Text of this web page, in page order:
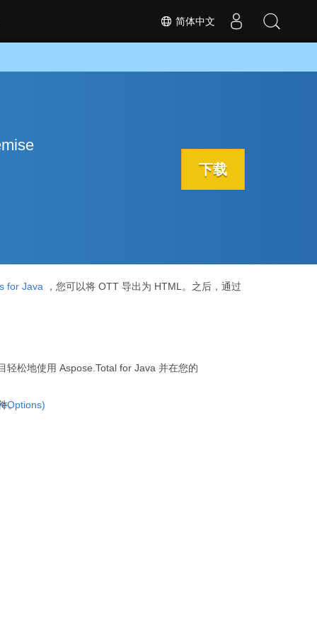
简体中文
下载
for Java ，您可以将 OTT 导出为 HTML。之后，通过
轻松地使用 Aspose.Total for Java 并在您的
。